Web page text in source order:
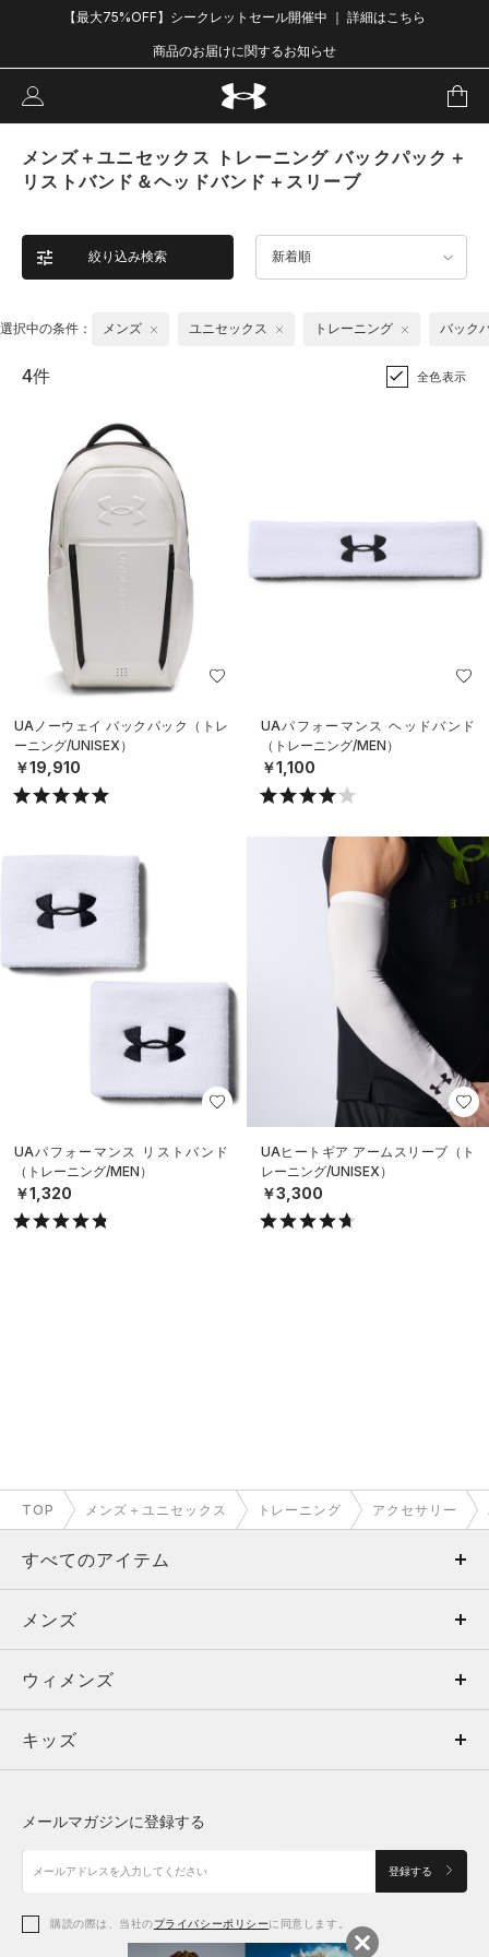
【最大75%OFF】シークレットセール開催中 ｜ 詳細はこちら
商品のお届けに関するお知らせ
メンズ＋ユニセックス トレーニング バックパック＋
リストバンド＆ヘッドバンド＋スリーブ
絞り込み検索 新着順
選択中の条件： メンズ ユニセックス トレーニング バック
4件 全色表示
UAノーウェイ バックパック（トレ
ーニング/UNISEX）
￥19,910
UAパフォーマンス ヘッドバンド
（トレーニング/MEN）
￥1,100
UAパフォーマンス リストバンド
（トレーニング/MEN）
￥1,320
UAヒートギア アームスリーブ（ト
レーニング/UNISEX）
￥3,300
TOP メンズ＋ユニセックス トレーニング アクセサリー
すべてのアイテム
メンズ
ウィメンズ
キッズ
アクセサリー
メンズ
トップス
ボトムス
アクセサリー
ウィメンズ
トップス
シューズ
アクセサリー
キッズ
シューズ
メールマガジンに登録する
登録する
購読の際は、当社のプライバシーポリシーに同意します。